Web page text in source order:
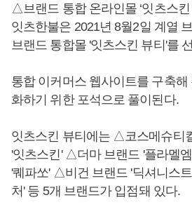
△브랜드 통합 온라인몰 ‘잇츠스킨
잇츠한불은 2021년 8월2일 계열
브랜드 통합몰 '잇츠스킨 뷰티'를
통합 이커머스 웹사이트를 구축
화하기 위한 포석으로 풀이된다.
잇츠스킨 뷰티에는 △코스메슈티
'잇츠스킨' △더마 브랜드 '플라멜
'퀘파쏘' △비건 브랜드 '딕셔니스
처' 등 5개 브랜드가 입점돼 있다.